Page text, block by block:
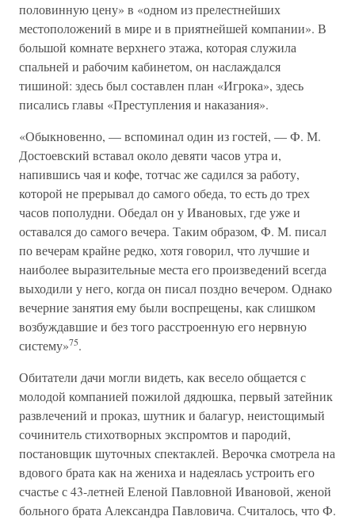
половинную цену» в «одном из прелестнейших
местоположений в мире и в приятнейшей компании». В
большой комнате верхнего этажа, которая служила
спальней и рабочим кабинетом, он наслаждался
тишиной: здесь был составлен план «Игрока», здесь
писались главы «Преступления и наказания».
«Обыкновенно, — вспоминал один из гостей, — Ф. М.
Достоевский вставал около девяти часов утра и,
напившись чая и кофе, тотчас же садился за работу,
которой не прерывал до самого обеда, то есть до трех
часов пополудни. Обедал он у Ивановых, где уже и
оставался до самого вечера. Таким образом, Ф. М. писал
по вечерам крайне редко, хотя говорил, что лучшие и
наиболее выразительные места его произведений всегда
выходили у него, когда он писал поздно вечером. Однако
вечерние занятия ему были воспрещены, как слишком
возбуждавшие и без того расстроенную его нервную
систему»75.
Обитатели дачи могли видеть, как весело общается с
молодой компанией пожилой дядюшка, первый затейник
развлечений и проказ, шутник и балагур, неистощимый
сочинитель стихотворных экспромтов и пародий,
постановщик шуточных спектаклей. Верочка смотрела на
вдового брата как на жениха и надеялась устроить его
счастье с 43-летней Еленой Павловной Ивановой, женой
больного брата Александра Павловича. Считалось, что Ф.